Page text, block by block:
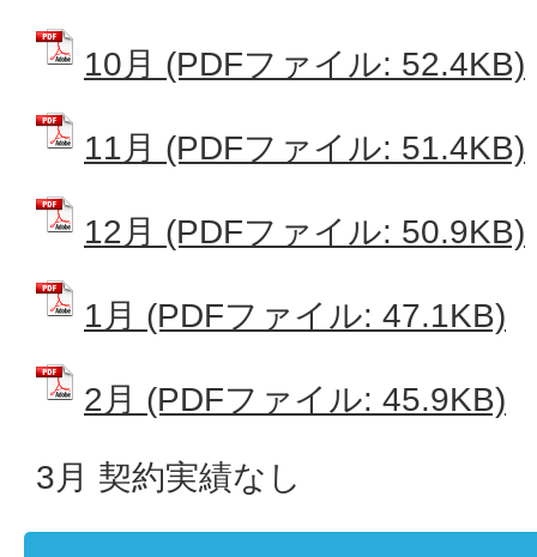
10月 (PDFファイル: 52.4KB)
11月 (PDFファイル: 51.4KB)
12月 (PDFファイル: 50.9KB)
1月 (PDFファイル: 47.1KB)
2月 (PDFファイル: 45.9KB)
3月 契約実績なし